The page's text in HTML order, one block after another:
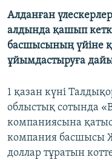
Алданған
алдында қашып
басшысының үйіне
ұйымдастыруға
1 қазан күні
облыстық сотында
компаниясына
компания басшысы
доллар тұратын